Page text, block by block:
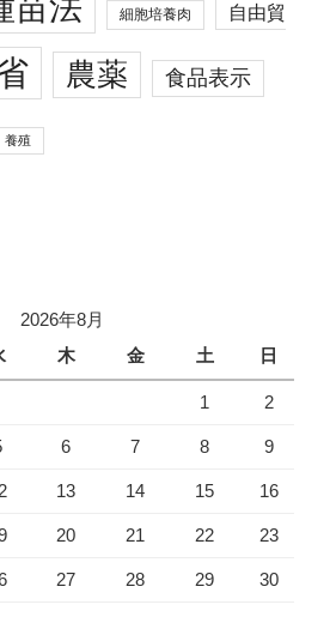
細胞培養肉 自由貿
農薬 食品表示
養殖
2026年8月
木 金 土 日
1 2
6 7 8 9
13 14 15 16
20 21 22 23
27 28 29 30